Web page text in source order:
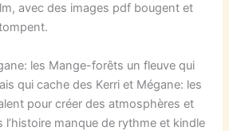
avec des images pdf bougent et
les Mange-forêts un fleuve qui
qui cache des Kerri et Mégane: les
pour créer des atmosphères et
l’histoire manque de rythme et kindle